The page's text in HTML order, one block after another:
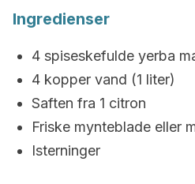
Ingredienser
4 spiseskefulde yerba
4 kopper vand (1 liter)
Saften fra 1 citron
Friske mynteblade eller
Isterninger